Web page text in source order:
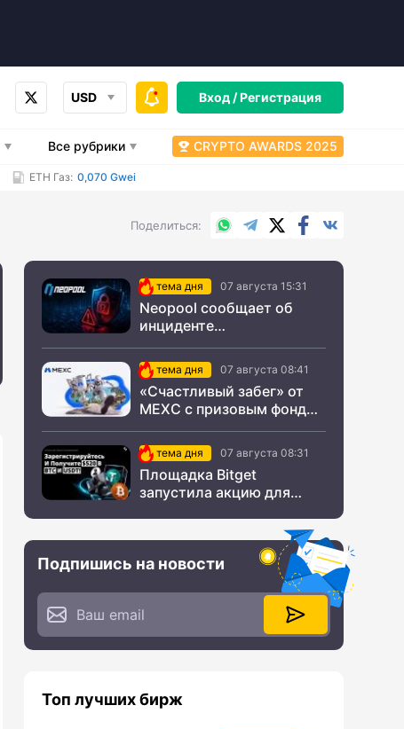
USD Вход /Регистрация
Все рубрики CRYPTO AWARDS 2025
ETH Газ: 0,070 Gwei
Поделиться WhatsApp
TelegramX.comFacebook
тема дня 07 августа 15:31
Neopool сообщает об
инциденте
безопасности
тема дня 07 августа 08:41
«Счастливый забег» от
MEXC с призовым фондом
тема дня 07 августа 08:31
Площадка Bitget
запустила акцию для
Подпишись на новости
Топ лучших бирж